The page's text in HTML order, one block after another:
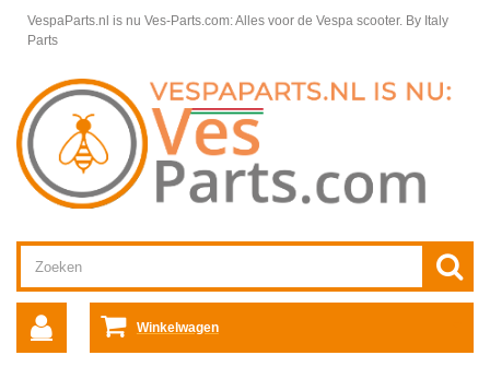
VespaParts.nl is nu Ves-Parts.com: Alles voor de Vespa scooter. By Italy
Parts
Winkelwagen